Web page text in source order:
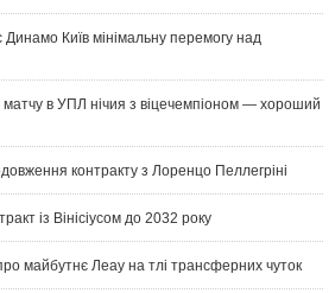
Київ мінімальну перемогу над
в УПЛ нічия з віцечемпіоном — хороший
контракту з Лоренцо Пеллегріні
із Вінісіусом до 2032 року
майбутнє Леау на тлі трансферних чуток